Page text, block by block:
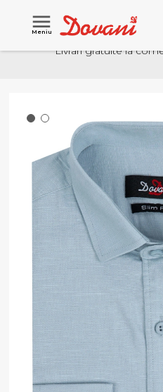
Meniu
Livrari gratuite la